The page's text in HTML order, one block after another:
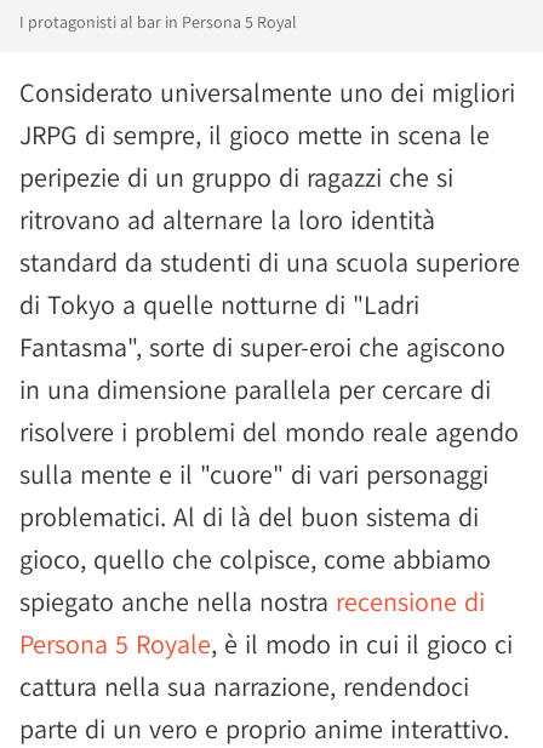
I protagonisti al bar in Persona 5 Royal
Considerato universalmente uno dei migliori
JRPG di sempre, il gioco mette in scena le
peripezie di un gruppo di ragazzi che si
ritrovano ad alternare la loro identità
standard da studenti di una scuola superiore
di Tokyo a quelle notturne di "Ladri
Fantasma", sorte di super-eroi che agiscono
in una dimensione parallela per cercare di
risolvere i problemi del mondo reale agendo
sulla mente e il "cuore" di vari personaggi
problematici. Al di là del buon sistema di
gioco, quello che colpisce, come abbiamo
spiegato anche nella nostra recensione di
Persona 5 Royale, è il modo in cui il gioco ci
cattura nella sua narrazione, rendendoci
parte di un vero e proprio anime interattivo.